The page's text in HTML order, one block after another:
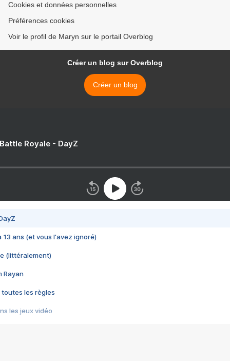
Cookies et données personnelles
Préférences cookies
Voir le profil de Maryn sur le portail Overblog
Créer un blog sur Overblog
Créer un blog
Royale - DayZ
13 ans (et vous l'avez ignoré)
(littéralement)
Rayan
toutes les règles
les jeux vidéo